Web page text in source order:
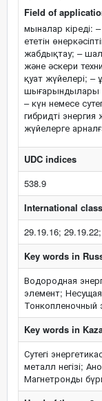
Field of
мыналар кіреді:
ететін
жабдықтау; –
және әскери
қуат жүйелері; –
шығарындылары
– күн немесе
гибридті
жүйелерге
UDC indices
538.9
International
29.19.16; 29.19.22;
Key words in
Водородная
элемент;
Тонкопленочный
Key words in
Сутегі
металл негізі;
Магнетронды